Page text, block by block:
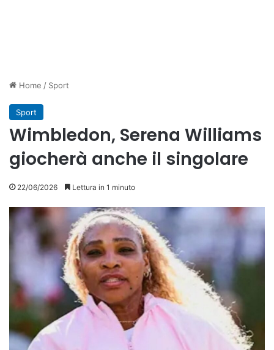
Home / Sport
Sport
Wimbledon, Serena Williams
giocherà anche il singolare
22/06/2026 Lettura in 1 minuto